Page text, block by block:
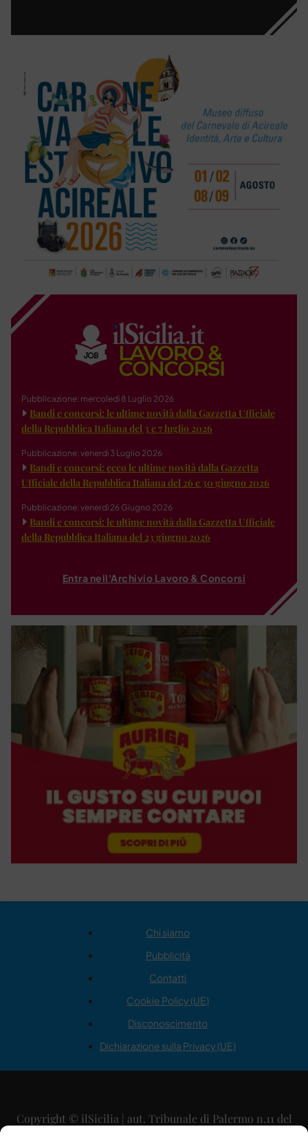
Pubblicazione: mercoledì 8 Luglio 2026
Bandi e concorsi: le ultime novità dalla Gazzetta Ufficiale
della Repubblica Italiana del 3 e 7 luglio 2026
Pubblicazione: venerdì 3 Luglio 2026
Bandi e concorsi: ecco le ultime novità dalla Gazzetta
Ufficiale della Repubblica Italiana del 26 e 30 giugno 2026
Pubblicazione: venerdì 26 Giugno 2026
Bandi e concorsi: le ultime novità dalla Gazzetta Ufficiale
della Repubblica Italiana del 23 giugno 2026
Entra nell'Archivio Lavoro & Concorsi
Chi siamo
Pubblicità
Contatti
Cookie Policy (UE)
Disconoscimento
Dichiarazione sulla Privacy (UE)
Copyright © ilSicilia | aut. Tribunale di Palermo n.11 del